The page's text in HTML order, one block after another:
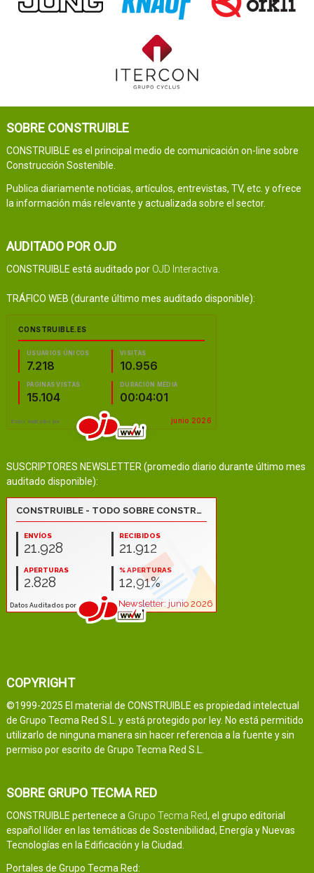
SOBRE CONSTRUIBLE
CONSTRUIBLE es el principal medio de comunicación on-line sobre
Construcción Sostenible.
Publica diariamente noticias, artículos, entrevistas, TV, etc. y ofrece
la información más relevante y actualizada sobre el sector.
AUDITADO POR OJD
CONSTRUIBLE está auditado por OJD Interactiva
TRÁFICO WEB (durante último mes auditado disponible):
SUSCRIPTORES NEWSLETTER (promedio diario durante último mes
auditado disponible):
COPYRIGHT
©1999-2025 El material de CONSTRUIBLE es propiedad intelectual
de Grupo Tecma Red S.L. y está protegido por ley. No está permitido
utilizarlo de ninguna manera sin hacer referencia a la fuente y sin
permiso por escrito de Grupo Tecma Red S.L.
SOBRE GRUPO TECMA RED
CONSTRUIBLE pertenece a Grupo Tecma Red, el grupo editorial
español líder en las temáticas de Sostenibilidad, Energía y Nuevas
Tecnologías en la Edificación y la Ciudad.
Portales de Grupo Tecma Red: